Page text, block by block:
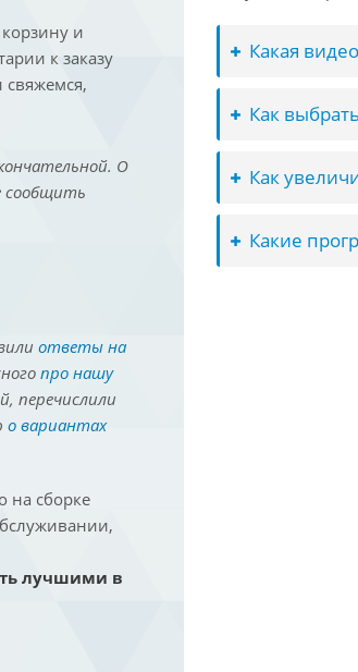
и
к заказу
О
сообщить
ответы на
про нашу
перечислили
о вариантах
на сборке
лучшими в
Какая
Как
Как
Какие